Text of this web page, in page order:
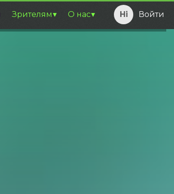
Зрителям О нас Войти